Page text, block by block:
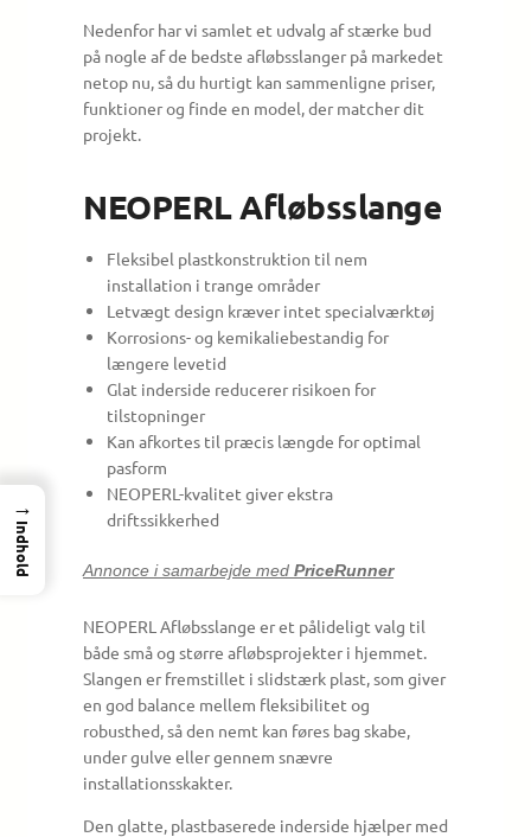
Nedenfor har vi samlet et udvalg af stærke bud
på nogle af de bedste afløbsslanger på markedet
netop nu, så du hurtigt kan sammenligne priser,
funktioner og finde en model, der matcher dit
projekt.
NEOPERL Afløbsslange
Fleksibel plastkonstruktion til nem
installation i trange områder
Letvægt design kræver intet specialværktøj
Korrosions- og kemikaliebestandig for
længere levetid
Glat inderside reducerer risikoen for
tilstopninger
Kan afkortes til præcis længde for optimal
pasform
NEOPERL-kvalitet giver ekstra
driftssikkerhed
Annonce i samarbejde med PriceRunner
NEOPERL Afløbsslange er et pålideligt valg til
både små og større afløbsprojekter i hjemmet.
Slangen er fremstillet i slidstærk plast, som giver
en god balance mellem fleksibilitet og
robusthed, så den nemt kan føres bag skabe,
under gulve eller gennem snævre
installationsskakter.
Den glatte, plastbaserede inderside hjælper med
→
Indhold